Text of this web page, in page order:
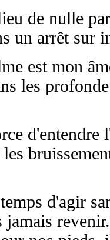
de nulle
un arrêt sur
est mon
les
d'entendre
d'agir